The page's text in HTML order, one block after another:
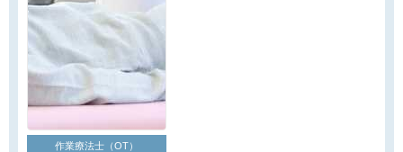
作業療法士（OT）